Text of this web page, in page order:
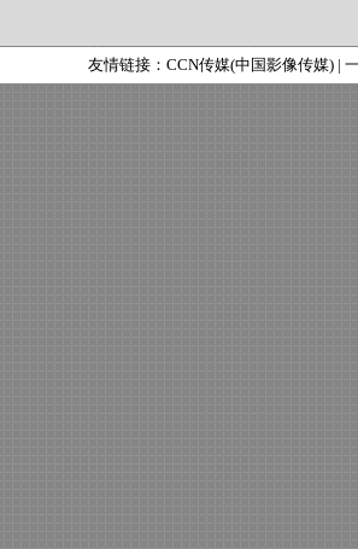
友情链接： CCN传媒(中国影像传媒) |